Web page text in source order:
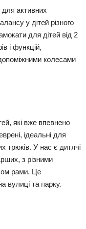
для активних
у дітей різного
для дітей від 2
і функцій,
колесами
які вже впевнено
ідеальні для
трюків. У нас є дитячі
з різними
рами. Це
вулиці та парку.